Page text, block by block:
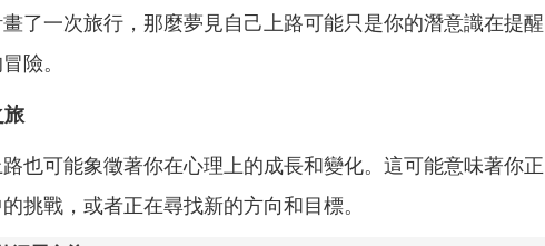
了一次旅行，那麼夢見自己上路可能只是你的潛意識在提醒
險。
旅
也可能象徵著你在心理上的成長和變化。這可能意味著你正
挑戰，或者正在尋找新的方向和目標。